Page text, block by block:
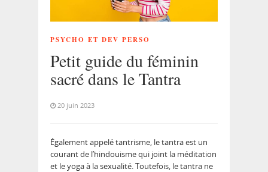
PSYCHO ET DEV PERSO
Petit guide du féminin
sacré dans le Tantra
20 juin 2023
Également appelé tantrisme, le tantra est un
courant de l’hindouisme qui joint la méditation
et le yoga à la sexualité. Toutefois, le tantra ne